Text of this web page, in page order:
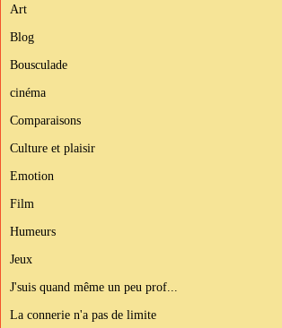
Art
Blog
Bousculade
cinéma
Comparaisons
Culture et plaisir
Emotion
Film
Humeurs
Jeux
J'suis quand même un peu prof...
La connerie n'a pas de limite